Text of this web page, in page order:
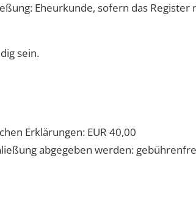
Eheurkunde, sofern das
sein.
Erklärungen: EUR 40,00
abgegeben werden: